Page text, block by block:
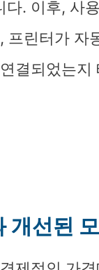
다. 이후, 사
프린터가 자
결되었는
개선된